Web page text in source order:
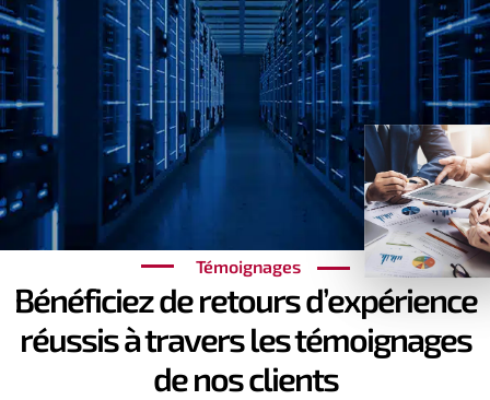
Témoignages
Bénéficiez de retours d’expérience
réussis à travers les témoignages
de nos clients